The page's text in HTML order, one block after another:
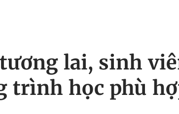
lai, sinh
trình học phù